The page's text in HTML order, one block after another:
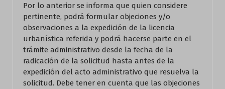
Por lo anterior se informa que quien considere
pertinente, podrá formular objeciones y/o
observaciones a la expedición de la licencia
urbanística referida y podrá hacerse parte en el
trámite administrativo desde la fecha de la
radicación de la solicitud hasta antes de la
expedición del acto administrativo que resuelva la
solicitud. Debe tener en cuenta que las objeciones